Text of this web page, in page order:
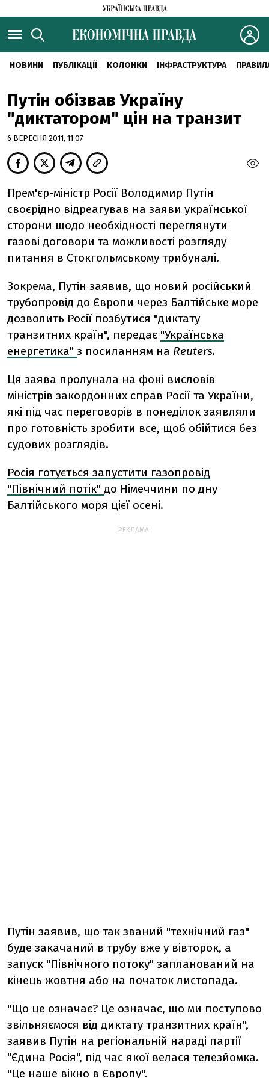
НОВИНИ ПУБЛІКАЦІЇ КОЛОНКИ ІНФРАСТРУКТУРА
Путін обізвав Україну
"диктатором" цін на транзит
6 ВЕРЕСНЯ 2011, 11:07
Прем'єр-міністр Росії Володимир Путін
своєрідно відреагував на заяви української
сторони щодо необхідності переглянути
газові договори та можливості розгляду
питання в Стокгольмському трибуналі.
Зокрема, Путін заявив, що новий російський
трубопровід до Європи через Балтійське море
дозволить Росії позбутися "диктату
транзитних країн", передає "Українська
енергетика" з посиланням на Reuters.
Ця заява пролунала на фоні висловів
міністрів закордонних справ Росії та України,
які під час переговорів в понеділок заявляли
про готовність зробити все, щоб обійтися без
судових розглядів.
Росія готується запустити газопровід
"Північний потік" до Німеччини по дну
Балтійського моря цієї осені.
РЕКЛАМА:
Путін заявив, що так званий "технічний газ"
буде закачаний в трубу вже у вівторок, а
запуск "Північного потоку" запланований на
кінець жовтня або на початок листопада.
"Що це означає? Це означає, що ми поступово
звільняємося від диктату транзитних країн",
заявив Путін на регіональній нараді партії
"Єдина Росія", під час якої велася телезйомка.
"Це наше вікно в Європу".